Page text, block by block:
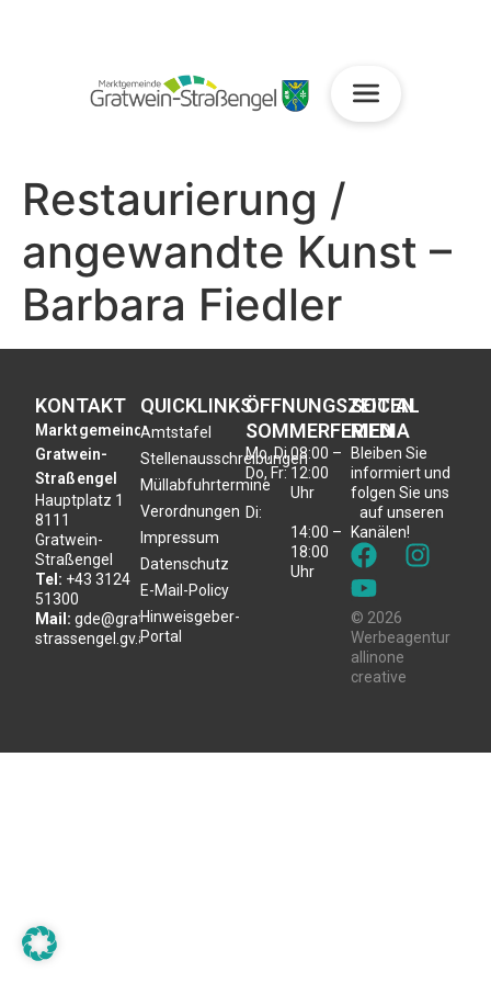
Restaurierung /
angewandte Kunst –
Barbara Fiedler
KONTAKT
Marktgemeinde
Gratwein-
Straßengel
Hauptplatz 1
8111
Gratwein-
Straßengel
Tel: +43 3124
51300
Mail: gde@gratwein-
strassengel.gv.at
QUICKLINKS
Amtstafel
Stellenausschreibungen
Müllabfuhrtermine
Verordnungen
Impressum
Datenschutz
E-Mail-Policy
Hinweisgeber-
Portal
ÖFFNUNGSZEITEN
SOMMERFERIEN
Mo, Di,
Do, Fr:
Di:
08:00 –
12:00
Uhr
14:00 –
18:00
Uhr
SOCIAL
MEDIA
Bleiben Sie
informiert und
folgen Sie uns
auf unseren
Kanälen!
© 2026
Werbeagentur
allinone
creative